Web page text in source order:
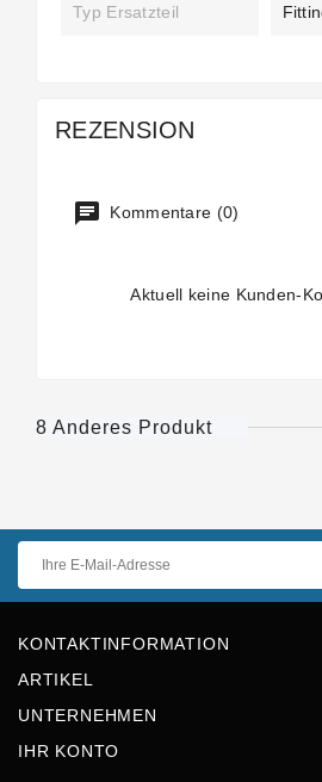
Typ Ersatzteil
REZENSION
Kommentare (0)
Aktuell keine Kunden-
8 Anderes Produkt
KONTAKTINFORMATION
ARTIKEL
UNTERNEHMEN
IHR KONTO